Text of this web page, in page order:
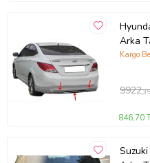
Arka
Kargo
9922
846,70